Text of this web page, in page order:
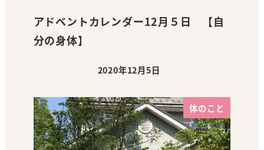
アドベントカレンダー12月５日 【自
分の身体】
投稿日
2020年12月5日
体のこと